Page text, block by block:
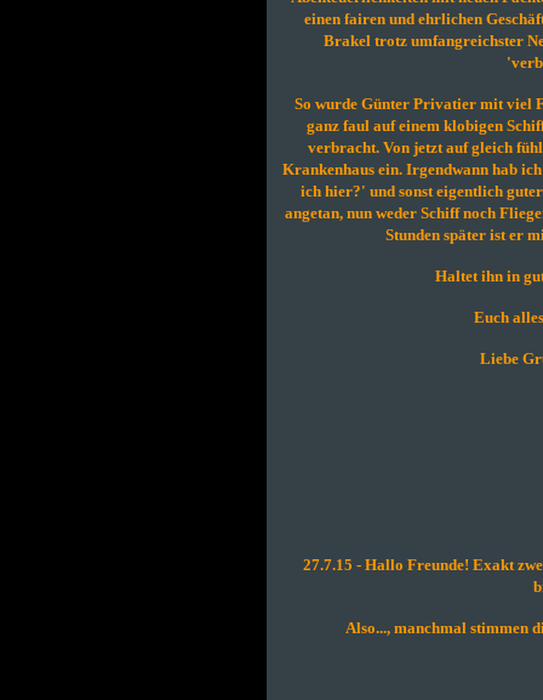
einen fairen und ehrlichen
Brakel trotz umfangreichster
So wurde Günter Privatier mit viel
ganz faul auf einem klobigen
verbracht. Von jetzt auf gleich
Krankenhaus ein. Irgendwann hab
ich hier?' und sonst eigentlich
angetan, nun weder Schiff noch
Stunden später ist er
Haltet ihn in
Euch
Liebe
27.7.15 - Hallo Freunde! Exakt
Also..., manchmal stimmen